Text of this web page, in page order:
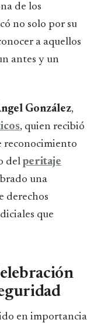
de los
no solo por su
a aquellos
antes y un
González,
, quien recibió
reconocimiento
del peritaje
una
derechos
que
en importancia